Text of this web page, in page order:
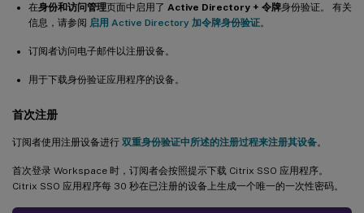
在身份和访问管理页面中启用了 Active Directory + 令牌身份验证。 有关
信息，请参阅 启用 Active Directory 加令牌身份验证。
订阅者访问电子邮件以注册设备。
用于下载身份验证应用程序的设备。
首次注册
订阅者使用注册设备进行 双重身份验证中所述的注册过程来注册其设备。
首次登录 Workspace 时，订阅者会按照提示下载 Citrix SSO 应用程序。
Citrix SSO 应用程序每 30 秒在已注册的设备上生成一个唯一的一次性密码。